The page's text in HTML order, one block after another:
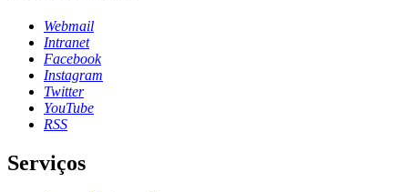
Webmail
Intranet
Facebook
Instagram
Twitter
YouTube
RSS
Serviços